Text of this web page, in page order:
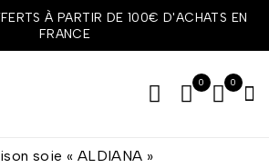
À PARTIR DE 100€ D'ACHATS EN
FRANCE
0 0
soie « ALDIANA »